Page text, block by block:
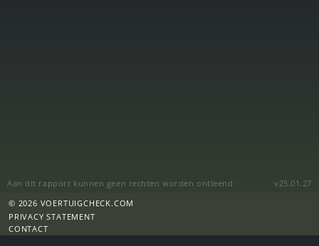
Aan dit rapport kunnen geen rechten worden ontleend
v25.01.27
© 2026 VOERTUIGCHECK.COM
PRIVACY STATEMENT
CONTACT